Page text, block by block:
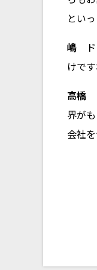
とい
嶋 ド
けです
高橋
界が
会社